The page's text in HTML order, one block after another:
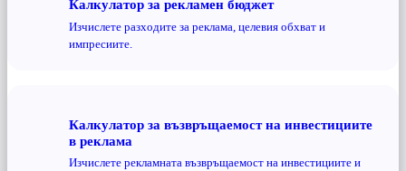
Калкулатор за рекламен бюджет
Изчислете разходите за реклама, целевия обхват и
импресиите.
Калкулатор за възвръщаемост на инвестициите
в реклама
Изчислете рекламната възвръщаемост на инвестициите и